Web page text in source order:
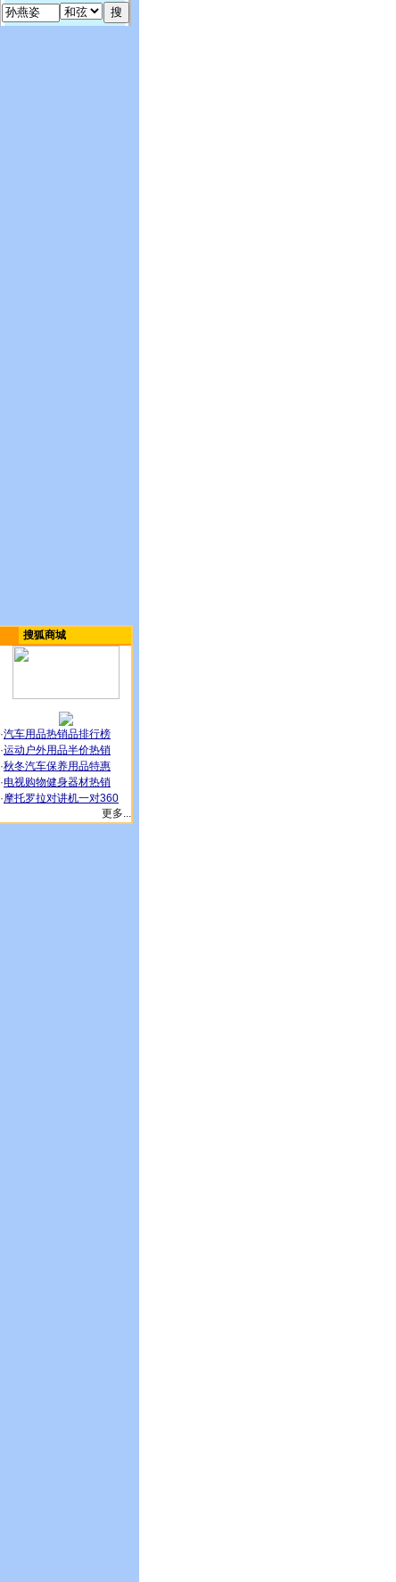
搜狐商城
·汽车用品热销品排行榜
·运动户外用品半价热销
·秋冬汽车保养用品特惠
·电视购物健身器材热销
·摩托罗拉对讲机一对360
更多...